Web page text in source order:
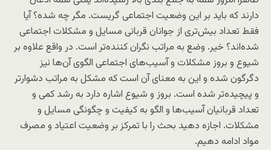
دارند که باید بر این وضعیت اجتماعی گریست. مگر چه شده؟ آیا
فقط تعداد بیش‌تری از جوانان قربانی مسایل و مشکلات اجتماعی
شده‌اند؟ خیر. وضع به مراتب نگران کننده‌تر است. در واقع علاوه بر
شیوع و بروز مشکلات و آسیب‌های اجتماعی الگوی آن‌ها نیز
دگرگون شده و این به معنای آن است که مشکل به مراتب دشوارتر
و پیچیده‌تر شده است. بروز و شیوع اشاره دارد به رشد کمی و
تعداد قربانیان آسیب‌ها و الگو به کیفیت و چگونگی مسایل و
مشکلات. اجازه دهید بحث را با تمرکز بر وضعیت اعتیاد و مصرف
مواد ادامه دهیم.